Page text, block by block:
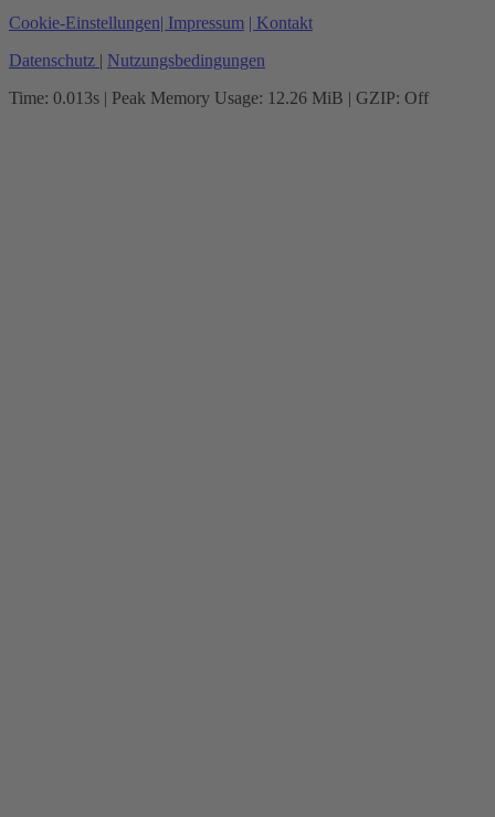
Cookie-Einstellungen| Impressum | Kontakt
Datenschutz | Nutzungsbedingungen
Time: 0.013s | Peak Memory Usage: 12.26 MiB | GZIP: Off